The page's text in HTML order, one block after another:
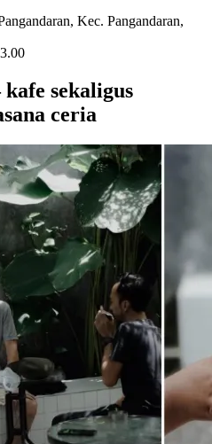
Kec. Pangandaran,
sekaligus
ceria